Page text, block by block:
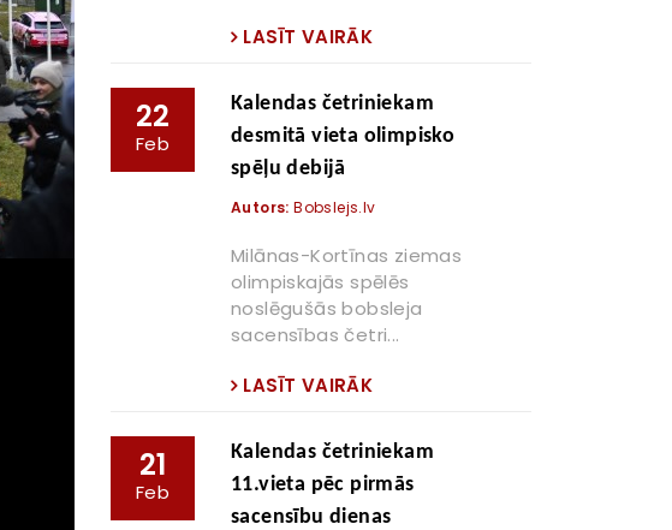
LASĪT VAIRĀK
22
Feb
Kalendas četriniekam
desmitā vieta olimpisko
spēļu debijā
Autors: Bobslejs.lv
Milānas-Kortīnas ziemas
olimpiskajās spēlēs
noslēgušās bobsleja
sacensības četri...
LASĪT VAIRĀK
21
Feb
Kalendas četriniekam
11.vieta pēc pirmās
sacensību dienas